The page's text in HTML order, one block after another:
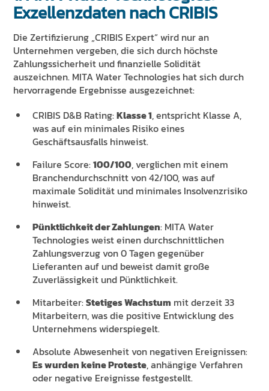
Exzellenzdaten nach CRIBIS
Die Zertifizierung „CRIBIS Expert“ wird nur an
Unternehmen vergeben, die sich durch höchste
Zahlungssicherheit und finanzielle Solidität
auszeichnen. MITA Water Technologies hat sich durch
hervorragende Ergebnisse ausgezeichnet:
CRIBIS D&B Rating:Klasse 1, entspricht Klasse A,
was auf ein minimales Risiko eines
Geschäftsausfalls hinweist.
Failure Score:100/100, verglichen mit einem
Branchendurchschnitt von 42/100, was auf
maximale Solidität und minimales Insolvenzrisiko
hinweist.
Pünktlichkeit der Zahlungen: MITA Water
Technologies weist einen durchschnittlichen
Zahlungsverzug von 0 Tagen gegenüber
Lieferanten auf und beweist damit große
Zuverlässigkeit und Pünktlichkeit.
Mitarbeiter:Stetiges Wachstum mit derzeit 33
Mitarbeitern, was die positive Entwicklung des
Unternehmens widerspiegelt.
Absolute Abwesenheit von negativen Ereignissen:
Es wurden keine Proteste, anhängige Verfahren
oder negative Ereignisse festgestellt.